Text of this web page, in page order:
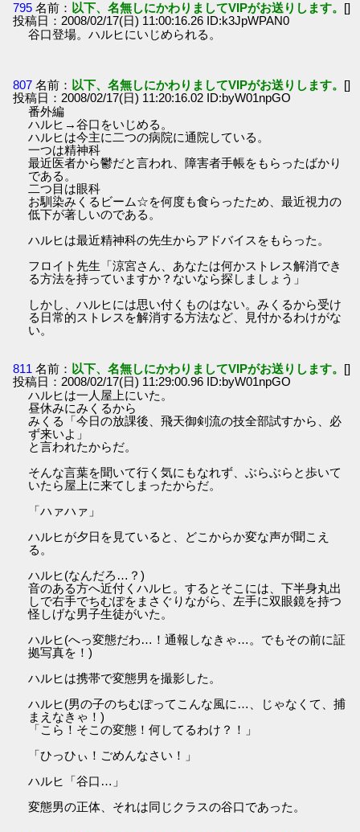
795 名前： 以下、名無しにかわりましてVIPがお送りします。 []
投稿日：2008/02/17(日) 11:00:16.26 ID:k3JpWPAN0
谷口登場。ハルヒにいじめられる。
807 名前： 以下、名無しにかわりましてVIPがお送りします。 []
投稿日：2008/02/17(日) 11:20:16.02 ID:byW01npGO
番外編
ハルヒ→谷口をいじめる。
ハルヒは今主に二つの病院に通院している。
一つは精神科
最近医者から鬱だと言われ、障害者手帳をもらったばかり
である。
二つ目は眼科
お馴染みくるビーム☆を何度も食らったため、最近視力の
低下が著しいのである。
ハルヒは最近精神科の先生からアドバイスをもらった。
フロイト先生「涼宮さん、あなたは何かストレス解消でき
る方法を持っていますか？ないなら探しましょう」
しかし、ハルヒには思い付くものはない。みくるから受け
る日常的ストレスを解消する方法など、見付かるわけがな
い。
811 名前： 以下、名無しにかわりましてVIPがお送りします。 []
投稿日：2008/02/17(日) 11:29:00.96 ID:byW01npGO
ハルヒは一人屋上にいた。
昼休みにみくるから
みくる「今日の放課後、飛天御剣流の技全部試すから、必
ず来いよ」
と言われたからだ。
そんな言葉を聞いて行く気にもなれず、ぶらぶらと歩いて
いたら屋上に来てしまったからだ。
「ハァハァ」
ハルヒが夕日を見ていると、どこからか変な声が聞こえ
る。
ハルヒ(なんだろ…？)
音のある方へ近付くハルヒ。するとそこには、下半身丸出
しで右手でちむぽをまさぐりながら、左手に双眼鏡を持つ
怪しげな男子生徒がいた。
ハルヒ(へっ変態だわ…！通報しなきゃ…。でもその前に証
拠写真を！)
ハルヒは携帯で変態男を撮影した。
ハルヒ(男の子のちむぽってこんな風に…、じゃなくて、捕
まえなきゃ！)
「こら！そこの変態！何してるわけ？！」
「ひっひぃ！ごめんなさい！」
ハルヒ「谷口…」
変態男の正体、それは同じクラスの谷口であった。